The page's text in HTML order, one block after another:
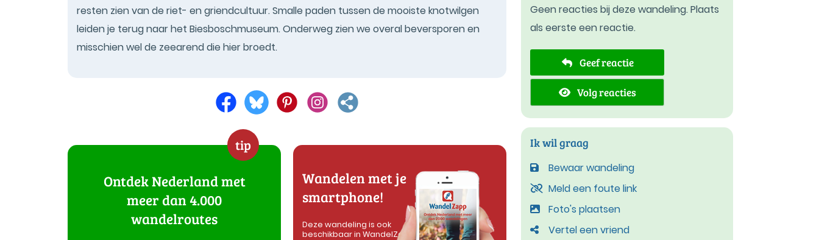
resten zien van de riet- en griendcultuur. Smalle paden tussen de mooiste knotwilgen
leiden je terug naar het Biesboschmuseum. Onderweg zien we overal beversporen en
misschien wel de zeearend die hier broedt.
tip
Ontdek Nederland met
meer dan 4.000
wandelroutes
Wandelen met je
smartphone!
Deze wandeling is ook
beschikbaar in WandelZapp
Geen reacties bij deze wandeling. Plaats
als eerste een reactie.
Geef reactie
Volg reacties
Ik wil graag
Bewaar wandeling
Meld een foute link
Foto's plaatsen
Vertel een vriend